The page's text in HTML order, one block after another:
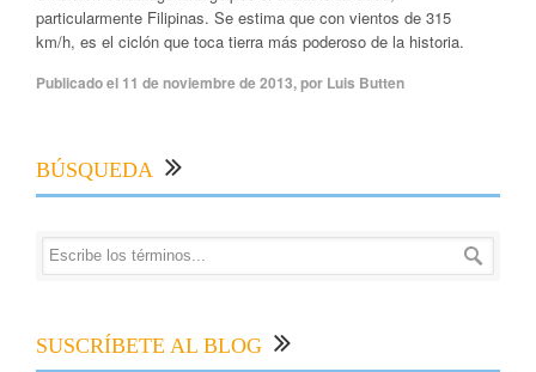
particularmente Filipinas. Se estima que con vientos de 315
km/h, es el ciclón que toca tierra más poderoso de la historia.
Publicado el 11 de noviembre de 2013,por Luis Butten
BÚSQUEDA
SUSCRÍBETE AL BLOG